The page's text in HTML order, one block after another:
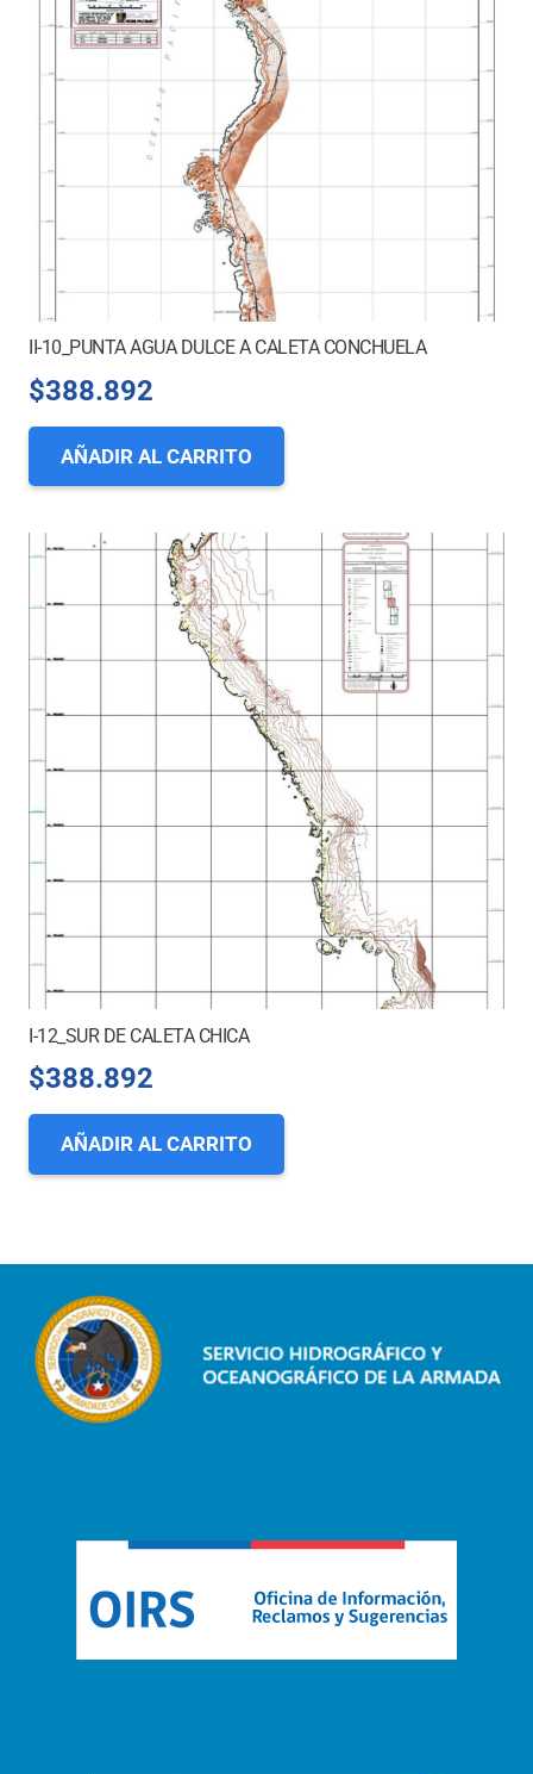
II-10_PUNTA AGUA DULCE A CALETA CONCHUELA
$388.892
AÑADIR AL CARRITO
I-12_SUR DE CALETA CHICA
$388.892
AÑADIR AL CARRITO